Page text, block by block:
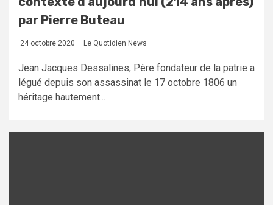
par Pierre Buteau
24 octobre 2020 Le Quotidien News
Jean Jacques Dessalines, Père fondateur de la patrie a
légué depuis son assassinat le 17 octobre 1806 un
héritage hautement...